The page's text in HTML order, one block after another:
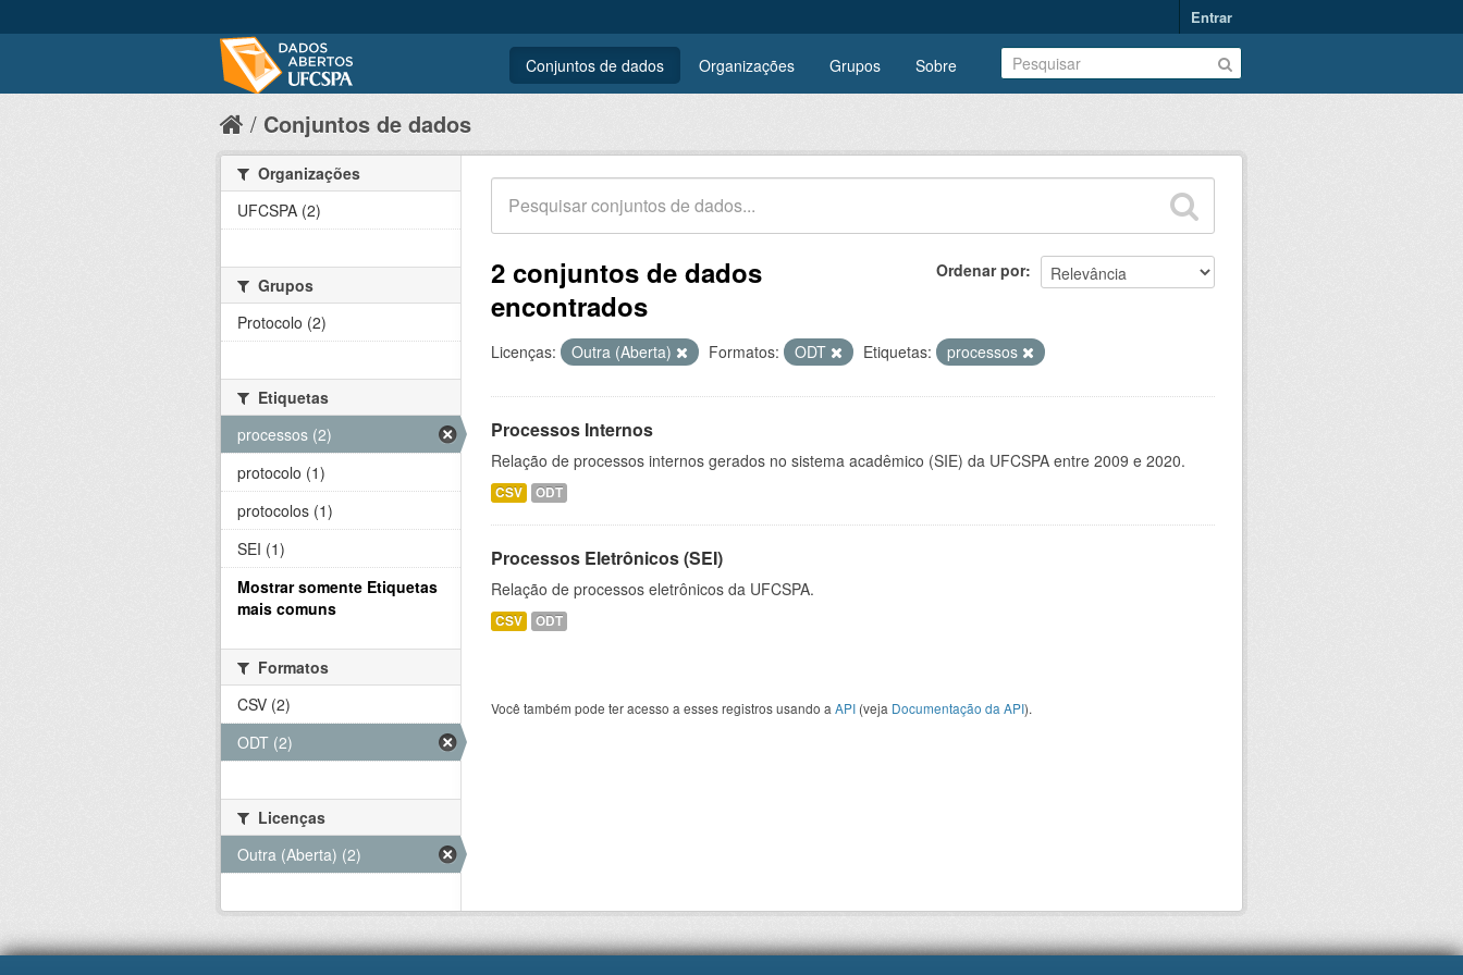
Entrar
Conjuntos de dados Organizações Grupos Sobre
Conjuntos de dados
Ordenar por
2 conjuntos de dados
encontrados
Licenças: Outra (Aberta) Formatos: ODT Etiquetas: processos
Processos Internos
Relação de processos internos gerados no sistema acadêmico (SIE) da UFCSPA entre 2009 e 2020.
CSV ODT
Processos Eletrônicos (SEI)
Relação de processos eletrônicos da UFCSPA.
CSV ODT
Você também pode ter acesso a esses registros usando a API (veja Documentação da API).
Organizações
UFCSPA (2)
Grupos
Protocolo (2)
Etiquetas
processos (2)
protocolo (1)
protocolos (1)
SEI (1)
Mostrar somente Etiquetas
mais comuns
Formatos
CSV (2)
ODT (2)
Licenças
Outra (Aberta) (2)